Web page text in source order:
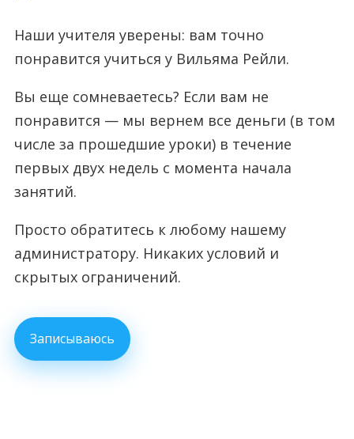
Наши учителя уверены: вам точно
понравится учиться у Вильяма Рейли.
Вы еще сомневаетесь? Если вам не
понравится — мы вернем все деньги (в том
числе за прошедшие уроки) в течение
первых двух недель с момента начала
занятий.
Просто обратитесь к любому нашему
администратору. Никаких условий и
скрытых ограничений.
Записываюсь